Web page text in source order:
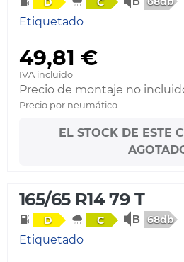
Etiquetado
49,81 €
IVA incluido
Precio de montaje no
Precio por neumático
EL STOCK DE ESTE
165/65 R14 79 T
D C 68db
Etiquetado